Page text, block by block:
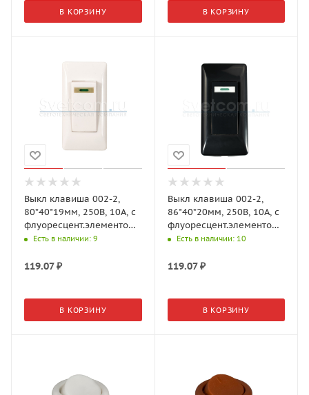
В КОРЗИНУ В КОРЗИНУ
Выкл клавиша 002-2,
80*40*19мм, 250В, 10А, с
флуоресцент.элементом,
Белый (GLS)
Есть в наличии: 9
119.07₽
В КОРЗИНУ
Выкл клавиша 002-2,
86*40*20мм, 250В, 10А, с
флуоресцент.элементом.
Черный (GLS)
Есть в наличии: 10
119.07₽
В КОРЗИНУ